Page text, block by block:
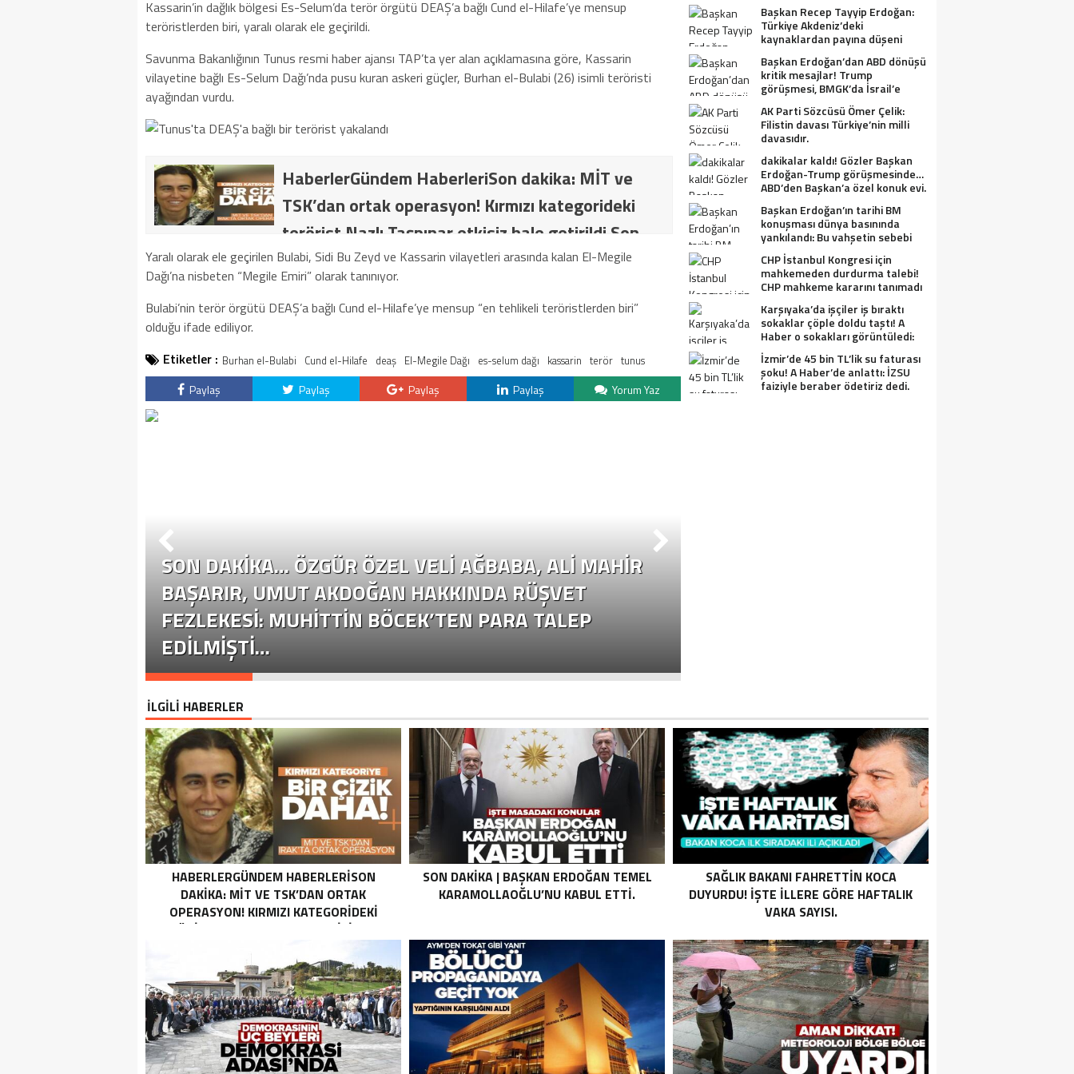
Kassarin’in dağlık bölgesi Es-Selum’da terör örgütü DEAŞ’a bağlı Cund el-Hilafe’ye mensup
teröristlerden biri, yaralı olarak ele geçirildi.
Savunma Bakanlığının Tunus resmi haber ajansı TAP’ta yer alan açıklamasına göre, Kassarin
vilayetine bağlı Es-Selum Dağı’nda pusu kuran askeri güçler, Burhan el-Bulabi (26) isimli teröristi
ayağından vurdu.
HaberlerGündem HaberleriSon dakika: MİT ve
TSK’dan ortak operasyon! Kırmızı kategorideki
terörist Nazlı Taşpınar etkisiz hale getirildi Son
dakika: MİT ve TSK’dan ortak operasyon! Kırmızı
kategorideki terörist Nazlı Taşpınar etkisiz hale
getirildi .
Yaralı olarak ele geçirilen Bulabi, Sidi Bu Zeyd ve Kassarin vilayetleri arasında kalan El-Megile
Dağı’na nisbeten “Megile Emiri” olarak tanınıyor.
Bulabi’nin terör örgütü DEAŞ’a bağlı Cund el-Hilafe’ye mensup “en tehlikeli teröristlerden biri”
olduğu ifade ediliyor.
Etiketler : Burhan el-Bulabi Cund el-Hilafe deaş El-Megile Dağı es-selum dağı kassarin terör tunus
Paylaş Paylaş Paylaş Paylaş Yorum Yaz
SON DAKİKA… ÖZGÜR ÖZEL VELI AĞBABA, ALI MAHIR
BAŞARIR, UMUT AKDOĞAN HAKKINDA RÜŞVET
FEZLEKESI: MUHITTIN BÖCEK’TEN PARA TALEP
EDILMIŞTI…
Başkan Recep Tayyip Erdoğan:
Türkiye Akdeniz’deki
kaynaklardan payına düşeni
Başkan Erdoğan’dan ABD dönüşü
kritik mesajlar! Trump
görüşmesi, BMGK’da İsrail’e
tepkiler, Gazze ve Filistin
meselesi….
AK Parti Sözcüsü Ömer Çelik:
Filistin davası Türkiye’nin milli
davasıdır.
dakikalar kaldı! Gözler Başkan
Erdoğan-Trump görüşmesinde…
ABD’den Başkan’a özel konuk evi.
Başkan Erdoğan’ın tarihi BM
konuşması dünya basınında
yankılandı: Bu vahşetin sebebi
olabilir mi?
CHP İstanbul Kongresi için
mahkemeden durdurma talebi!
CHP mahkeme kararını tanımadı
Karşıyaka’da işçiler iş bıraktı
sokaklar çöple doldu taştı! A
Haber o sokakları görüntüledi:
Fareler cirit atıyor
İzmir’de 45 bin TL’lik su faturası
şoku! A Haber’de anlattı: İZSU
faiziyle beraber ödetiriz dedi.
İLGİLİ HABERLER
HABERLERGÜNDEM HABERLERISON
DAKIKA: MİT VE TSK’DAN ORTAK
OPERASYON! KIRMIZI KATEGORIDEKI
TERÖRIST NAZLI TAŞPINAR ETKISIZ HALE
ORTAK OPERASYON! KIRMIZI
KATEGORIDEKI TERÖRIST NAZLI
TAŞPINAR ETKISIZ HALE GETIRILDI .
SON DAKIKA | BAŞKAN ERDOĞAN TEMEL
KARAMOLLAOĞLU’NU KABUL ETTI.
SAĞLIK BAKANI FAHRETTIN KOCA
DUYURDU! İŞTE ILLERE GÖRE HAFTALIK
VAKA SAYISI.